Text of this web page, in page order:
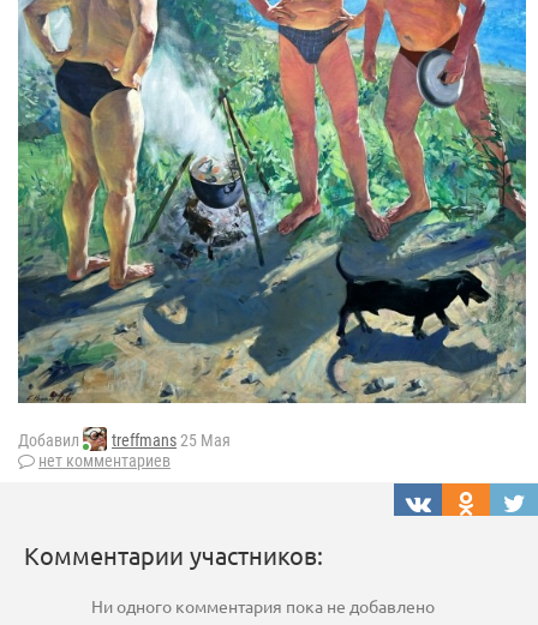
Добавил treffmans25 Мая
нет комментариев
Комментарии участников:
Ни одного комментария пока не добавлено